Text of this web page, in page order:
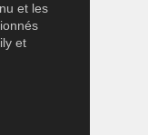
et les
et